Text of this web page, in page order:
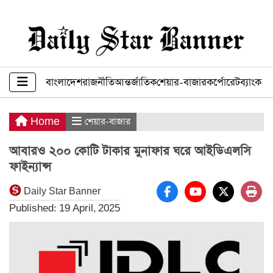
বাংলাদেশরাজনীতিআন্তর্জাতিকশেয়ার-বাজারকর্পোরেটব্যাংক
Home শেয়ার-বাজার
আবারও ২০০ কোটি টাকার মুনাফার ঘরে আইডিএলসি
ফাইন্যান্স
Daily Star Banner
Published: 19 April, 2025